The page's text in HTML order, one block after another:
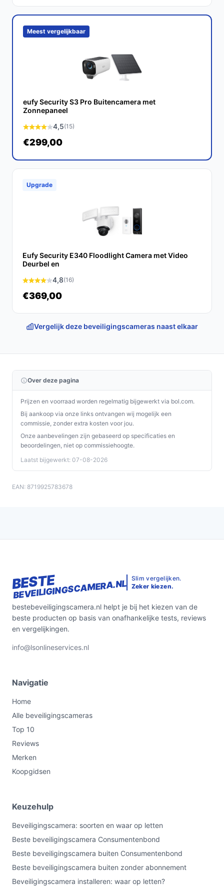
beeldkwaliteit en gebruiksgemak is het een slimme
keuze voor elke huiseigenaar.
bestebeveiligingscamera.nl. Kies bewust wat perfect
past bij jouw behoeften!
Meest vergelijkbaar
eufy Security S3 Pro Buitencamera met
Zonnepaneel
4,5(15)
€299,00
Upgrade
Eufy Security E340 Floodlight Camera met Video
Deurbel en
4,8(16)
€369,00
Vergelijk deze beveiligingscameras naast elkaar
Over deze pagina
Prijzen en voorraad worden regelmatig bijgewerkt via bol.com.
Bij aankoop via onze links ontvangen wij mogelijk een
commissie, zonder extra kosten voor jou.
Onze aanbevelingen zijn gebaseerd op specificaties en
beoordelingen, niet op commissiehoogte.
Laatst bijgewerkt: 07-08-2026
EAN: 8719925783678
BESTE
BEVEILIGINGSCAMERA.NL Slim vergelijken.
Zeker kiezen.
bestebeveiligingscamera.nl helpt je bij het kiezen van de
beste producten op basis van onafhankelijke tests, reviews
en vergelijkingen.
info@lsonlineservices.nl
Navigatie
Home
Alle beveiligingscameras
Top 10
Reviews
Merken
Koopgidsen
Keuzehulp
Beveiligingscamera: soorten en waar op letten
Beste beveiligingscamera Consumentenbond
Beste beveiligingscamera buiten Consumentenbond
Beste beveiligingscamera buiten zonder abonnement
Beveiligingscamera installeren: waar op letten?